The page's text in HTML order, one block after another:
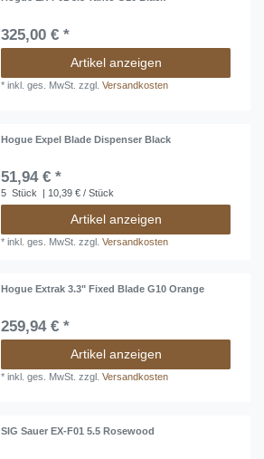
325,00 € *
Artikel anzeigen
*inkl. ges. MwSt. zzgl.Versandkosten
Hogue Expel Blade Dispenser Black
51,94 € *
5 Stück | 10,39 € / Stück
Artikel anzeigen
*inkl. ges. MwSt. zzgl.Versandkosten
Hogue Extrak 3.3" Fixed Blade G10 Orange
259,94 € *
Artikel anzeigen
*inkl. ges. MwSt. zzgl.Versandkosten
SIG Sauer EX-F01 5.5 Rosewood